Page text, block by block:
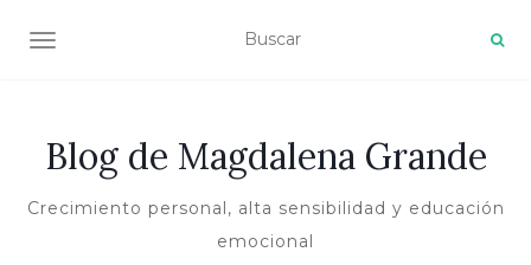
ALTERNAR NAVEGACIÓN
Blog de Magdalena Grande
Crecimiento personal, alta sensibilidad y educación
emocional